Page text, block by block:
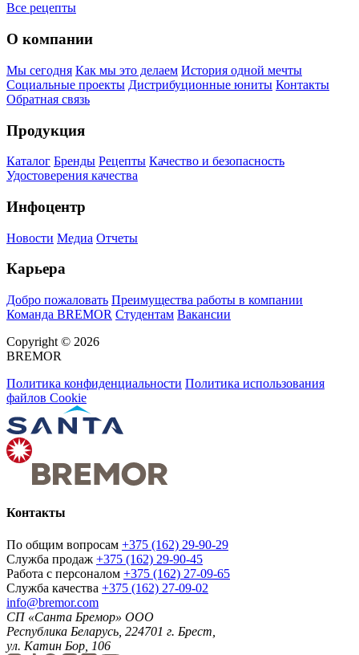
Все рецепты
О компании
Мы сегодня Как мы это делаем История одной мечты
Социальные проекты Дистрибуционные юниты Контакты
Обратная связь
Продукция
Каталог Бренды Рецепты Качество и безопасность
Удостоверения качества
Инфоцентр
Новости Медиа Отчеты
Карьера
Добро пожаловать Преимущества работы в компании
Команда BREMOR Студентам Вакансии
Copyright © 2026
BREMOR
Политика конфиденциальности Политика использования
файлов Cookie
Контакты
По общим вопросам +375 (162) 29-90-29
Служба продаж +375 (162) 29-90-45
Работа с персоналом +375 (162) 27-09-65
Служба качества +375 (162) 27-09-02
info@bremor.com
СП «Санта Бремор» ООО
Республика Беларусь, 224701 г. Брест,
ул. Катин Бор, 106